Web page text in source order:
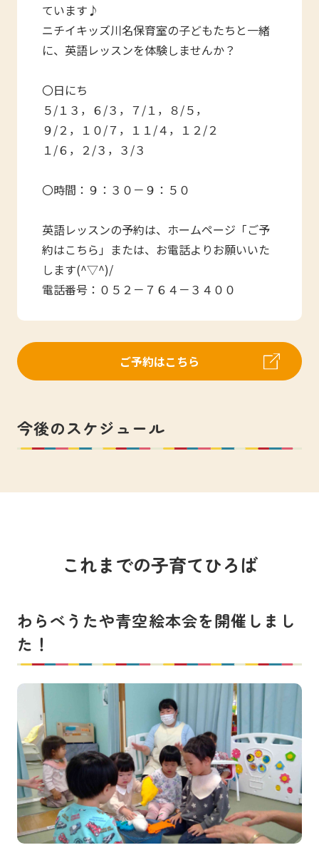
ています♪
ニチイキッズ川名保育室の子どもたちと一緒
に、英語レッスンを体験しませんか？
〇日にち
５/１３，６/３，７/１，８/５，
９/２，１０/７，１１/４，１２/２
１/６，２/３，３/３
〇時間：９：３０－９：５０
英語レッスンの予約は、ホームページ「ご予
約はこちら」または、お電話よりお願いいた
します(^▽^)/
電話番号：０５２－７６４－３４００
ご予約はこちら
今後のスケジュール
これまでの子育てひろば
わらべうたや青空絵本会を開催しまし
た！